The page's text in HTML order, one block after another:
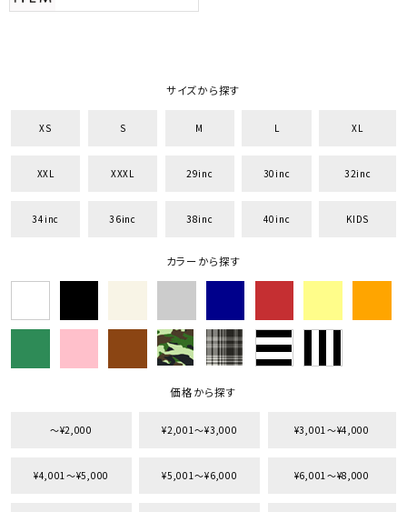
サイズから探す
XS S M L XL
XXL XXXL 29inc 30inc 32inc
34inc 36inc 38inc 40inc KIDS
カラーから探す
価格から探す
〜¥2,000 ¥2,001〜¥3,000 ¥3,001〜¥4,000
¥4,001〜¥5,000 ¥5,001〜¥6,000 ¥6,001〜¥8,000